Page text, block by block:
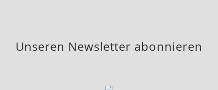
Unseren Newsletter abonnieren